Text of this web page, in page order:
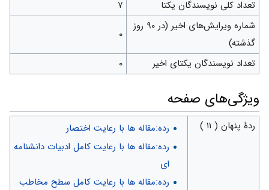
تعداد کلی نویسندگان یکتا
۷
شماره ویرایش‌های اخیر (در ۹۰ روز
گذشته)
۰
تعداد نویسندگان یکتای اخیر ۰
ويژگی‌های صفحه
ردهٔ پنهان ( ۱۱ )
رده:مقاله ها با رعایت اختصار
رده:مقاله ها با رعایت کامل ادبیات دانشنامه
ای
رده:مقاله ها با رعایت کامل سطح مخاطب